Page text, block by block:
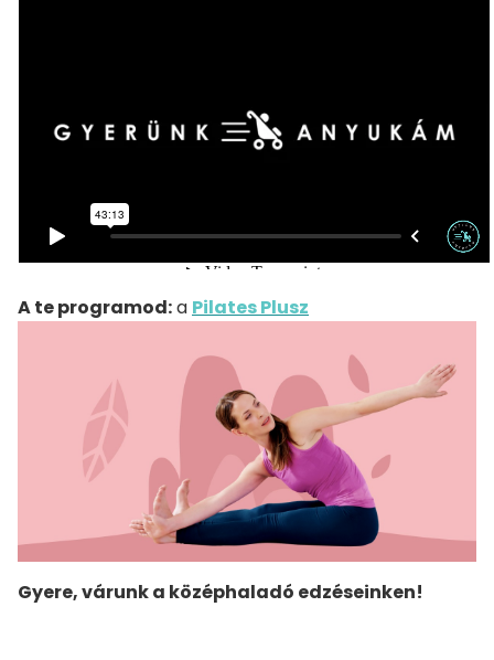
A te programod:a Pilates Plusz
Gyere, várunk a középhaladó edzéseinken!